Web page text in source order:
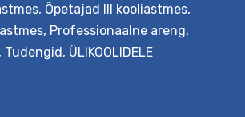
, Õpetajad III kooliastmes,
, Professionaalne areng,
, Tudengid, ÜLIKOOLIDELE